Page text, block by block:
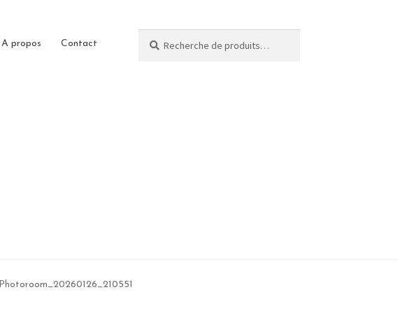
A propos Contact
Photoroom_20260126_210551